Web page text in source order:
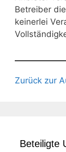
Betreiber
keinerlei
Zurück zur
Beteiligte